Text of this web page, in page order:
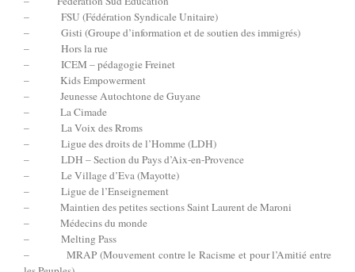
– FSU (Fédération Syndicale Unitaire)
– Gisti (Groupe d’information et de soutien des immigrés)
– Hors la rue
– ICEM – pédagogie Freinet
– Kids Empowerment
– Jeunesse Autochtone de Guyane
– La Cimade
– La Voix des Rroms
– Ligue des droits de l’Homme (LDH)
– LDH – Section du Pays d’Aix-en-Provence
– Le Village d’Eva (Mayotte)
– Ligue de l’Enseignement
– Maintien des petites sections Saint Laurent de Maroni
– Médecins du monde
– Melting Pass
– MRAP (Mouvement contre le Racisme et pour l’Amitié entre